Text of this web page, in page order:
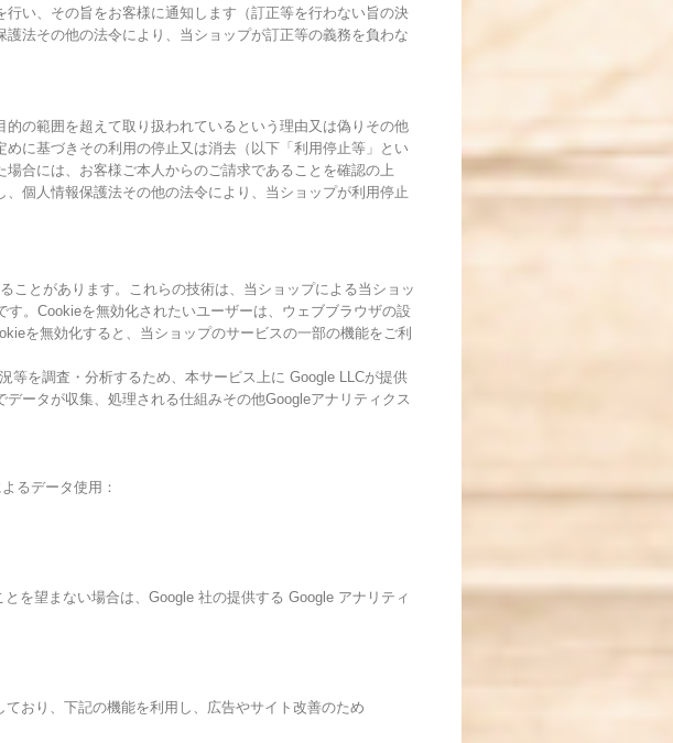
い、その旨をお客様に通知します（訂正等を行わない旨の決
法その他の法令により、当ショップが訂正等の義務を負わな
の範囲を超えて取り扱われているという理由又は偽りその他
に基づきその利用の停止又は消去（以下「利用停止等」とい
合には、お客様ご本人からのご請求であることを確認の上
個人情報保護法その他の法令により、当ショップが利用停止
ことがあります。これらの技術は、当ショップによる当ショッ
。Cookieを無効化されたいユーザーは、ウェブブラウザの設
を無効化すると、当ショップのサービスの一部の機能をご利
等を調査・分析するため、本サービス上に Google LLCが提供
ータが収集、処理される仕組みその他Googleアナリティクス
るデータ使用：
を望まない場合は、Google 社の提供する Google アナリティ
おり、下記の機能を利用し、広告やサイト改善のため